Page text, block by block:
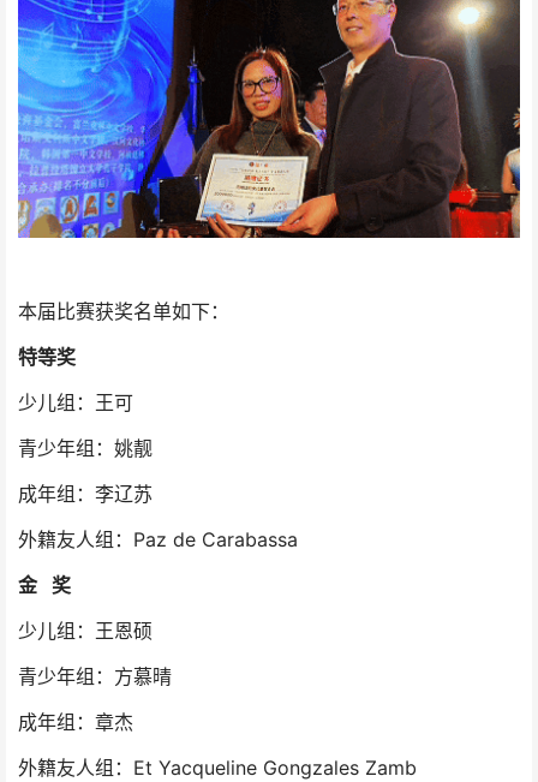
本届比赛获奖名单如下：
特等奖
少儿组：王可
青少年组：姚靓
成年组：李辽苏
外籍友人组：Paz de Carabassa
金 奖
少儿组：王恩硕
青少年组：方慕晴
成年组：章杰
外籍友人组：Et Yacqueline Gongzales Zamb